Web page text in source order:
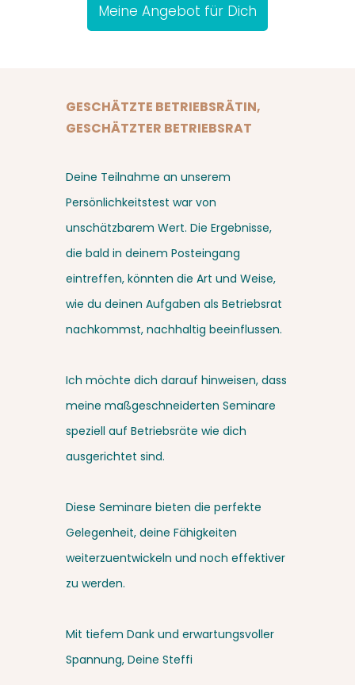
Meine Angebot für Dich
GESCHÄTZTE BETRIEBSRÄTIN,
GESCHÄTZTER BETRIEBSRAT
Deine Teilnahme an unserem
Persönlichkeitstest war von
unschätzbarem Wert. Die Ergebnisse,
die bald in deinem Posteingang
eintreffen, könnten die Art und Weise,
wie du deinen Aufgaben als Betriebsrat
nachkommst, nachhaltig beeinflussen.
Ich möchte dich darauf hinweisen, dass
meine maßgeschneiderten Seminare
speziell auf Betriebsräte wie dich
ausgerichtet sind.
Diese Seminare bieten die perfekte
Gelegenheit, deine Fähigkeiten
weiterzuentwickeln und noch effektiver
zu werden.
Mit tiefem Dank und erwartungsvoller
Spannung, Deine Steffi